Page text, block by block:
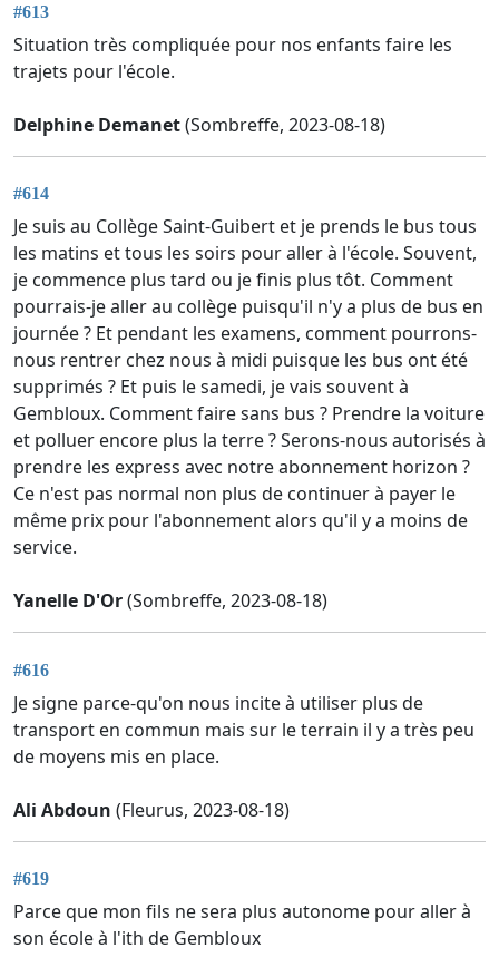
#613
Situation très compliquée pour nos enfants faire les
trajets pour l'école.
Delphine Demanet(Sombreffe, 2023-08-18)
#614
Je suis au Collège Saint-Guibert et je prends le bus tous
les matins et tous les soirs pour aller à l'école. Souvent,
je commence plus tard ou je finis plus tôt. Comment
pourrais-je aller au collège puisqu'il n'y a plus de bus en
journée ? Et pendant les examens, comment pourrons-
nous rentrer chez nous à midi puisque les bus ont été
supprimés ? Et puis le samedi, je vais souvent à
Gembloux. Comment faire sans bus ? Prendre la voiture
et polluer encore plus la terre ? Serons-nous autorisés à
prendre les express avec notre abonnement horizon ?
Ce n'est pas normal non plus de continuer à payer le
même prix pour l'abonnement alors qu'il y a moins de
service.
Yanelle D'Or(Sombreffe, 2023-08-18)
#616
Je signe parce-qu'on nous incite à utiliser plus de
transport en commun mais sur le terrain il y a très peu
de moyens mis en place.
Ali Abdoun (Fleurus, 2023-08-18)
#619
Parce que mon fils ne sera plus autonome pour aller à
son école à l'ith de Gembloux